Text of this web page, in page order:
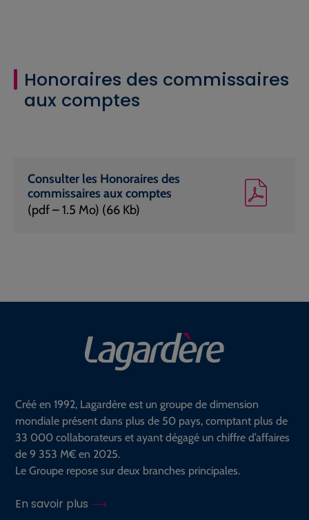
Honoraires des commissaires
aux comptes
Consulter les Honoraires des
commissaires aux comptes
(pdf – 1.5 Mo) (66 Kb)
Créé en 1992, Lagardère est un groupe de dimension
mondiale présent dans plus de 50 pays, comptant plus de
33 000 collaborateurs et ayant dégagé un chiffre d’affaires
de 9 353 M€ en 2025.
Le Groupe repose sur deux branches principales.
En savoir plus